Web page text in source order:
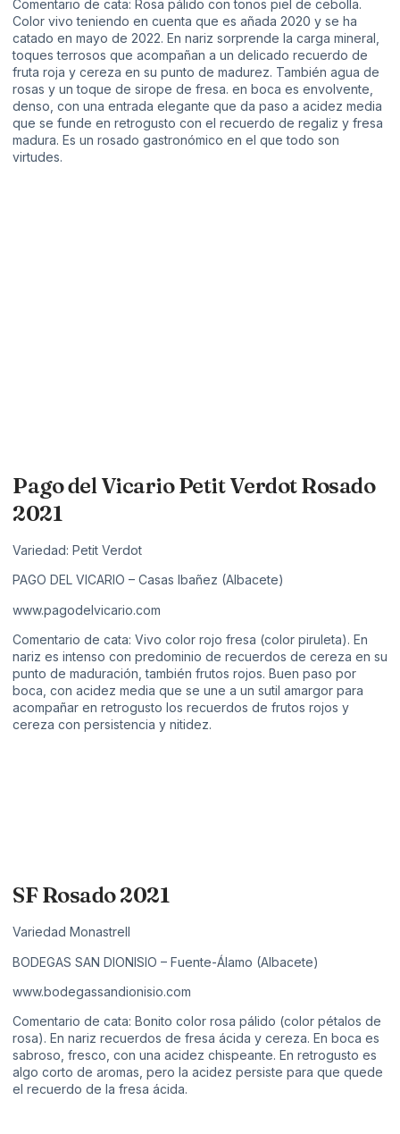
Comentario de cata: Rosa pálido con tonos piel de cebolla.
Color vivo teniendo en cuenta que es añada 2020 y se ha
catado en mayo de 2022. En nariz sorprende la carga mineral,
toques terrosos que acompañan a un delicado recuerdo de
fruta roja y cereza en su punto de madurez. También agua de
rosas y un toque de sirope de fresa. en boca es envolvente,
denso, con una entrada elegante que da paso a acidez media
que se funde en retrogusto con el recuerdo de regaliz y fresa
madura. Es un rosado gastronómico en el que todo son
virtudes.
Pago del Vicario Petit Verdot Rosado
2021
Variedad: Petit Verdot
PAGO DEL VICARIO – Casas Ibañez (Albacete)
www.pagodelvicario.com
Comentario de cata: Vivo color rojo fresa (color piruleta). En
nariz es intenso con predominio de recuerdos de cereza en su
punto de maduración, también frutos rojos. Buen paso por
boca, con acidez media que se une a un sutil amargor para
acompañar en retrogusto los recuerdos de frutos rojos y
cereza con persistencia y nitidez.
SF Rosado 2021
Variedad Monastrell
BODEGAS SAN DIONISIO – Fuente-Álamo (Albacete)
www.bodegassandionisio.com
Comentario de cata: Bonito color rosa pálido (color pétalos de
rosa). En nariz recuerdos de fresa ácida y cereza. En boca es
sabroso, fresco, con una acidez chispeante. En retrogusto es
algo corto de aromas, pero la acidez persiste para que quede
el recuerdo de la fresa ácida.